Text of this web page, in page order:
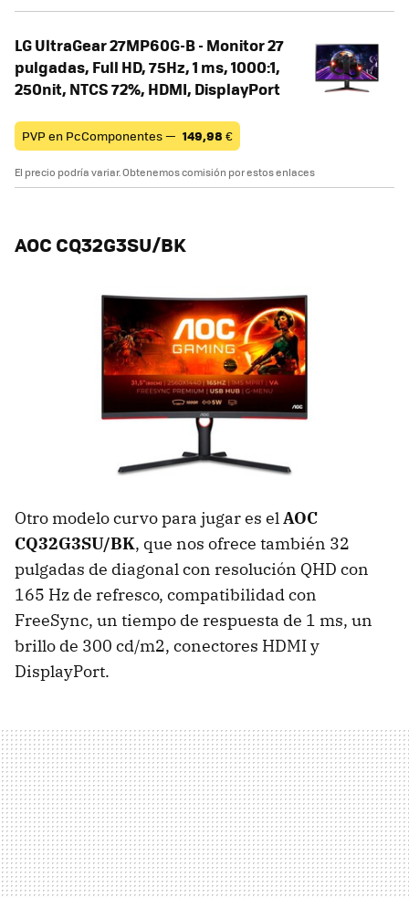
LG UltraGear 27MP60G-B - Monitor 27
pulgadas, Full HD, 75Hz, 1 ms, 1000:1,
250nit, NTCS 72%, HDMI, DisplayPort
PVP en PcComponentes — 149,98 €
El precio podría variar. Obtenemos comisión por estos enlaces
AOC CQ32G3SU/BK
Otro modelo curvo para jugar es elAOC
CQ32G3SU/BK, que nos ofrece también 32
pulgadas de diagonal con resolución QHD con
165 Hz de refresco, compatibilidad con
FreeSync, un tiempo de respuesta de 1 ms, un
brillo de 300 cd/m2, conectores HDMI y
DisplayPort.